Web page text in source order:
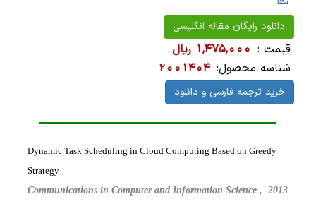
دانلود رایگان مقاله انگلیسی
قیمت : 1,475,000 ریال
شناسه محصول: 2001404
خرید ترجمه فارسی و دانلود
Dynamic Task Scheduling in Cloud Computing Based on Greedy
Strategy
Communications in Computer and Information Science , 2013